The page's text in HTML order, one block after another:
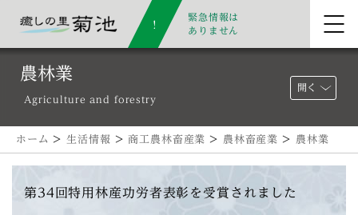
緊急情報は
ありません
農林業
Agriculture and forestry
開く
ホーム >生活情報 >商工農林畜産業 > 農林畜産業 > 農林業
第34回特用林産功労者表彰を受賞されました